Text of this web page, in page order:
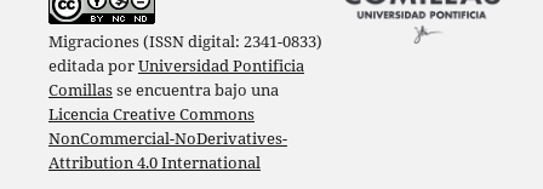
Migraciones (ISSN digital: 2341-0833)
editada porUniversidad Pontificia
Comillasse encuentra bajo una
Licencia Creative Commons
NonCommercial-NoDerivatives-
Attribution 4.0 International